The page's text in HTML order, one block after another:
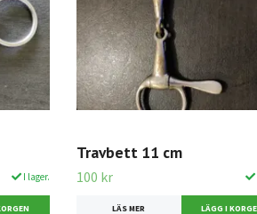
I lager.
Travbett 11 cm
100 kr
LÄS MER